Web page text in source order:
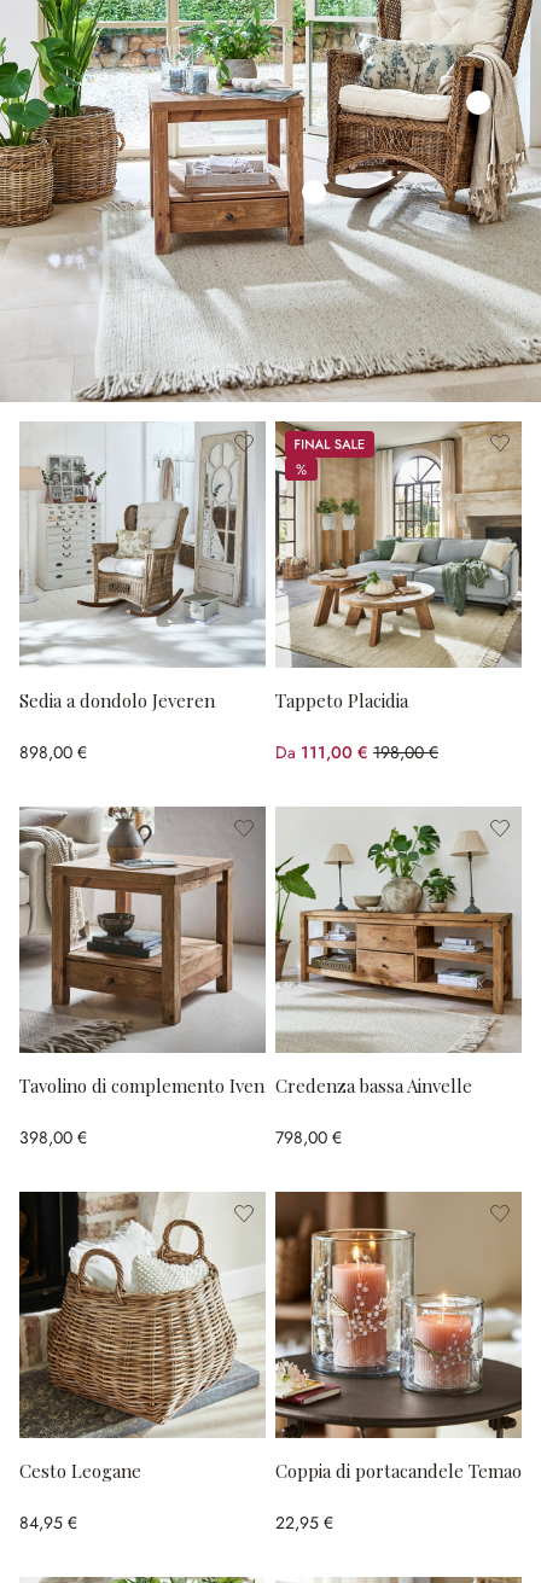
Sedia a dondolo Jeveren
898,00 €
Sale
%
%
Tappeto Placidia
Da 111,00 € 198,00 €
(risparmio 43.94%)
Tavolino di complemento Iven
398,00 €
Credenza bassa Ainvelle
798,00 €
Cesto Leogane
84,95 €
Coppia di portacandele Temao
22,95 €